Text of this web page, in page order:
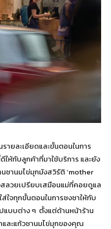
ายละเอียดและขั้นตอนในการ
ห้กับลูกค้าที่มาใช้บริการ และยัง
ชานมไข่มุกมังสวิรัติ ‘mother
ลวยเปรียบเสมือนแม่ที่คอยดูแล
ใจทุกขั้นตอนในการชงชาให้กับ
แบบต่าง ๆ ตั้งแต่ด้านหน้าร้าน
และแก้วชานมไข่มุกของคุณ